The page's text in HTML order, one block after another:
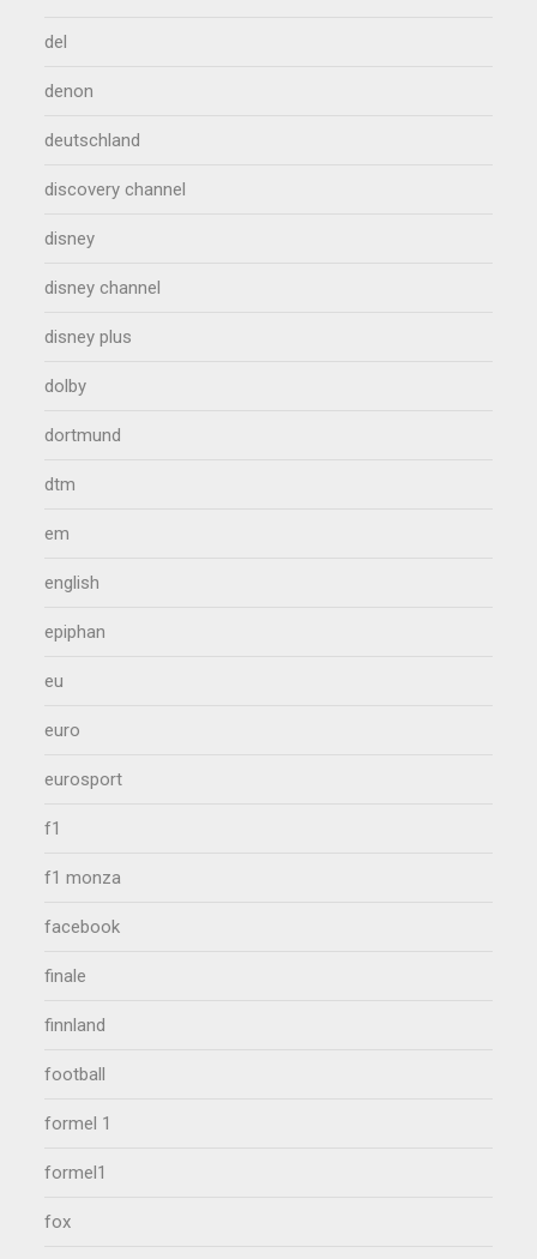
del
denon
deutschland
discovery channel
disney
disney channel
disney plus
dolby
dortmund
dtm
em
english
epiphan
eu
euro
eurosport
f1
f1 monza
facebook
finale
finnland
football
formel 1
formel1
fox